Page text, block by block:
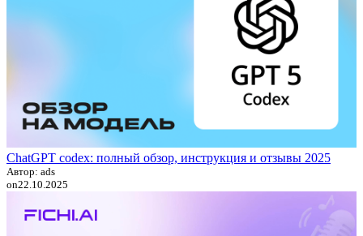
ChatGPT codex: полный обзор, инструкция и отзывы 2025
Автор: ads
on22.10.2025